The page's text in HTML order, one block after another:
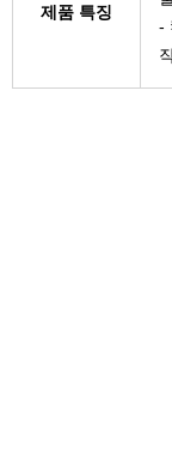
제품 특징
-